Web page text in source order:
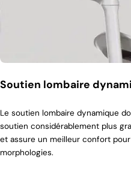
Soutien lombaire
Le soutien lombaire dynamique
soutien considérablement plus
et assure un meilleur confort
morphologies.